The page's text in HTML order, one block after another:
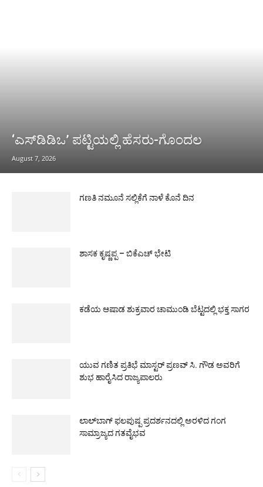
‘ಎಸ್‌ಡಿಡಿಒ’ ಪಟ್ಟಿಯಲ್ಲಿ ಹೆಸರು-ಗೊಂದಲ
August 7, 2026
ಗಣತಿ ನಮೂನೆ ಸಲ್ಲಿಕೆಗೆ ನಾಳೆ ಕೊನೆ ದಿನ
ಶಾಸಕ ಕೃಷ್ಣಪ್ಪ – ಬಿಕೆಎಚ್ ಭೇಟಿ
ಕಡೆಯ ಆಷಾಡ ಶುಕ್ರವಾರ ಚಾಮುಂಡಿ ಬೆಟ್ಟದಲ್ಲಿ ಭಕ್ತ ಸಾಗರ
ಯುವ ಗಣಿತ ಪ್ರತಿಭೆ ಮಾಸ್ಟರ್ ಪ್ರಣವ್ ಸಿ. ಗೌಡ ಅವರಿಗೆ
ಶುಭ ಹಾರೈಸಿದ ರಾಜ್ಯಪಾಲರು
ಲಾಲ್‌ಬಾಗ್ ಫಲಪುಷ್ಪ ಪ್ರದರ್ಶನದಲ್ಲಿ ಅರಳಿದ ಗಂಗ
ಸಾಮ್ರಾಜ್ಯದ ಗತವೈಭವ